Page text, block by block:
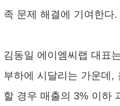
족 문제 해결에 기여한다.
김동일 에이엠씨랩 대표
부하에 시달리는 가운데,
할 경우 매출의 3% 이하